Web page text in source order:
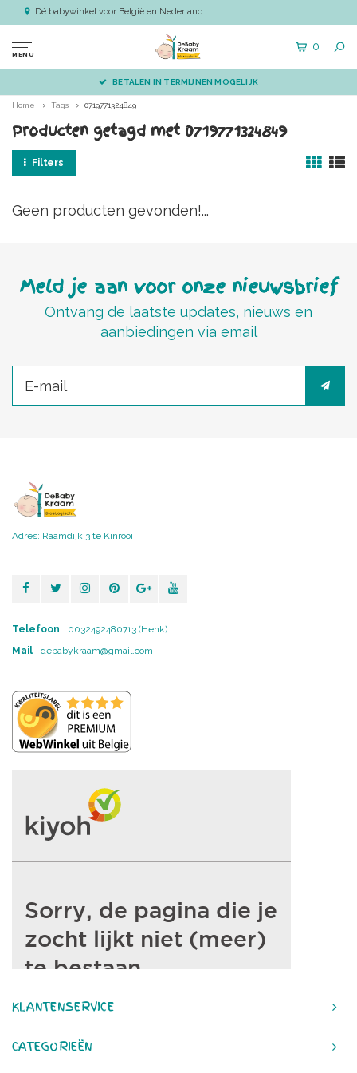
Dé babywinkel voor België en Nederland
MENU
0
BETALEN IN TERMIJNEN MOGELIJK
Home Tags 0719771324849
Producten getagd met 0719771324849
Filters
Geen producten gevonden!...
Meld je aan voor onze nieuwsbrief
Ontvang de laatste updates, nieuws en
aanbiedingen via email
Adres: Raamdijk 3 te Kinrooi
Telefoon
0032492480713 (Henk)
Mail
debabykraam@gmail.com
KLANTENSERVICE
CATEGORIEËN